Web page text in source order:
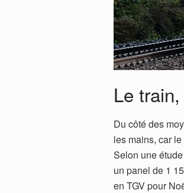
Le
Du côté des
les mains, car
Selon une
un panel de 1
en TGV pour